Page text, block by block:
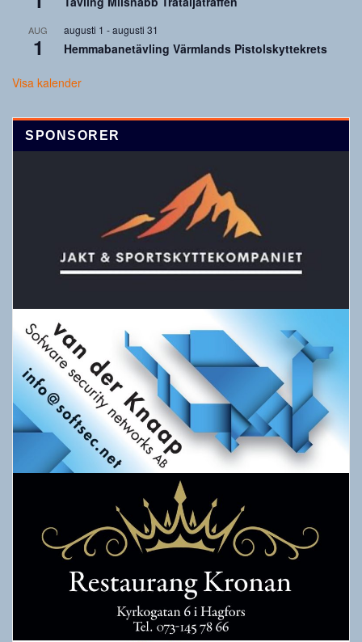
AUG
1
augusti 1 -augusti 31
Hemmabanetävling Värmlands Pistolskyttekrets
Visa kalender
SPONSORER